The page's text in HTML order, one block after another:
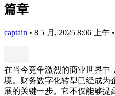
篇章
captain • 8 5 月, 2025 8:06 上午 •
在当今竞争激烈的商业世界中
境。财务数字化转型已经成为
展的关键一步。它不仅能够提